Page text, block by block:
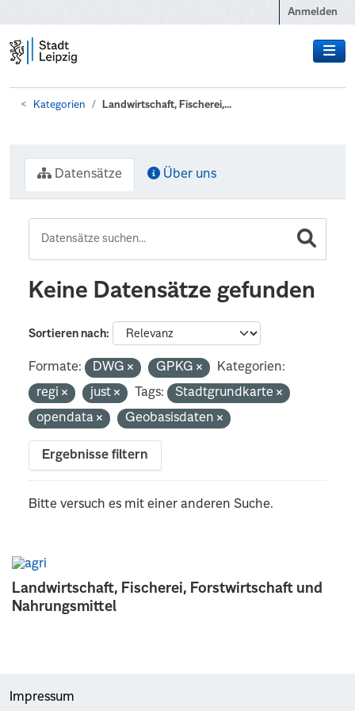
Anmelden
Kategorien Landwirtschaft, Fischerei,...
Landwirtschaft, Fischerei, Forstwirtschaft und
Nahrungsmittel
Datensätze Über uns
Keine Datensätze gefunden
Sortieren nach
Formate: DWG GPKG
Kategorien:
regi
just Tags:
Stadtgrundkarte
opendata
Geobasisdaten
Ergebnisse filtern
Bitte versuch es mit einer anderen Suche.
Impressum